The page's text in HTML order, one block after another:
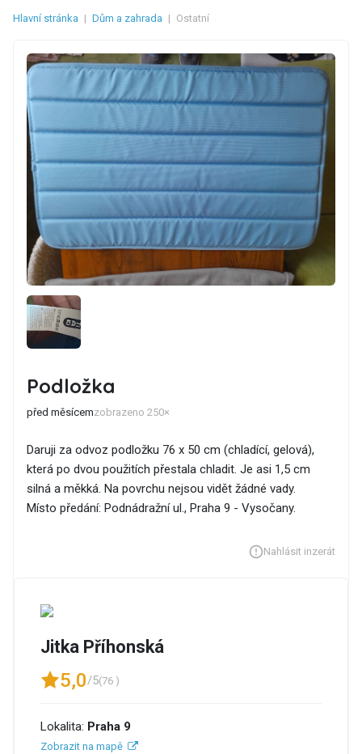
Hlavní stránka | Dům a zahrada | Ostatní
Podložka
před měsícemzobrazeno 250×
Daruji za odvoz podložku 76 x 50 cm (chladící, gelová),
která po dvou použitích přestala chladit. Je asi 1,5 cm
silná a měkká. Na povrchu nejsou vidět žádné vady.
Místo předání: Podnádražní ul., Praha 9 - Vysočany.
Nahlásit inzerát
Jitka Příhonská
5,0/5(76 )
Lokalita: Praha 9
Zobrazit na mapě